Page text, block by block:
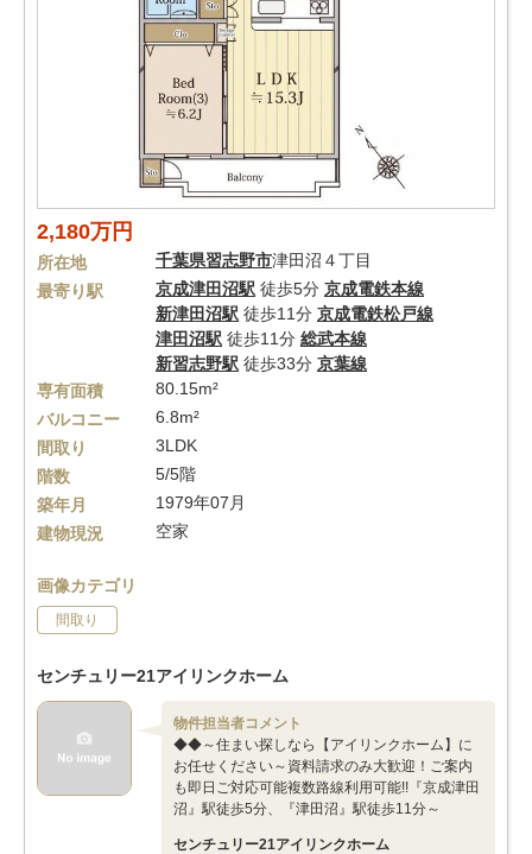
2,180万円
所在地 千葉県習志野市津田沼４丁目
最寄り駅
京成津田沼駅 徒歩5分 京成電鉄本線
新津田沼駅 徒歩11分 京成電鉄松戸線
津田沼駅 徒歩11分 総武本線
新習志野駅 徒歩33分 京葉線
専有面積
80.15m²
バルコニー
6.8m²
間取り
3LDK
階数
5/5階
築年月
1979年07月
建物現況
空家
画像カテゴリ
間取り
センチュリー21アイリンクホーム
物件担当者コメント
◆◆～住まい探しなら【アイリンクホーム】に
お任せください～資料請求のみ大歓迎！ご案内
も即日ご対応可能複数路線利用可能!!『京成津田
沼』駅徒歩5分、『津田沼』駅徒歩11分～
センチュリー21アイリンクホーム